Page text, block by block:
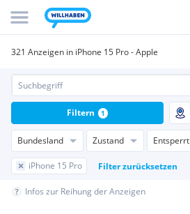
321 Anzeigen in iPhone 15 Pro - Apple
Bundesland Zustand Entsperrt
iPhone 15 Pro Filter zurücksetzen
Filtern 1
Infos zur Reihung der Anzeigen